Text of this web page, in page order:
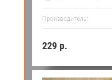
Производитель:
229 р.